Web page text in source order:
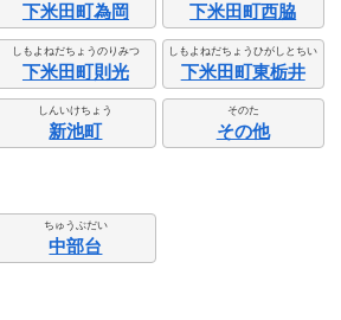
下米田町為岡 下米田町西脇
しもよねだちょうのりみつ
下米田町則光
しもよねだちょうひがしとちい
下米田町東栃井
しんいけちょう
新池町
そのた
その他
ちゅうぶだい
中部台